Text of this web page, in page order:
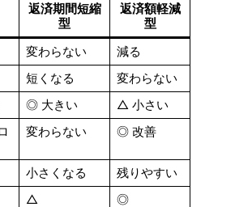
返済期間短縮
型
返済額軽減
型
変わらない
減る
短くなる
変わらない
◎ 大きい
△ 小さい
変わらない ◎ 改善
小さくなる
残りやすい
△ ◎